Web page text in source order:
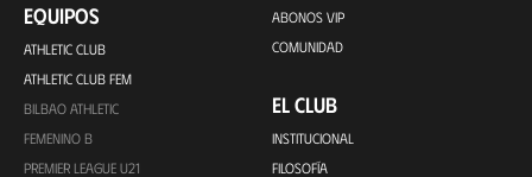
EQUIPOS
ATHLETIC CLUB
ATHLETIC CLUB FEM
BILBAO ATHLETIC
FEMENINO B
PREMIER LEAGUE U21
ABONOS VIP
COMUNIDAD
EL CLUB
INSTITUCIONAL
FILOSOFÍA